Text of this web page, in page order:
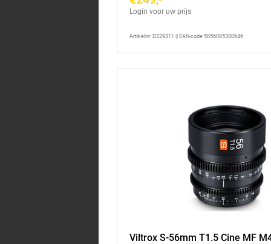
Login voor uw prijs
Artikelnr: D229311 || EAN-code 5056085300646
Viltrox S-56mm T1.5 Cine MF